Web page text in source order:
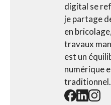
digital se
je partage
en
travaux
est un
numérique